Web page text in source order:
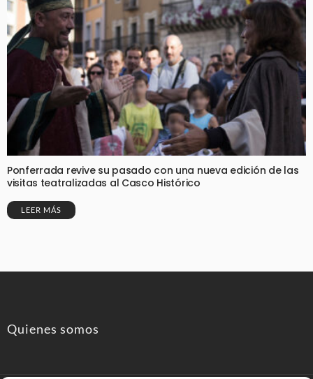
Ponferrada revive su pasado con una nueva edición de las
visitas teatralizadas al Casco Histórico
LEER MÁS
Quienes somos